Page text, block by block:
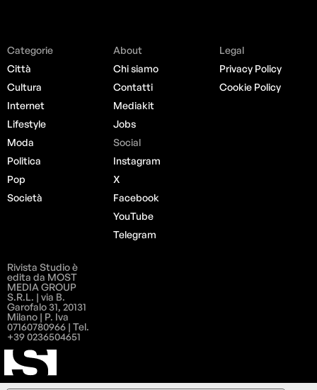
Categorie
Città
Cultura
Internet
Lifestyle
Moda
Politica
Pop
Società
About
Chi siamo
Contatti
Mediakit
Jobs
Social
Instagram
X
Facebook
YouTube
Telegram
Legal
Privacy Policy
Cookie Policy
Rivista Studio è
edita da MOST
MEDIA GROUP
S.R.L. | via B.
Garofalo 31, 20131
Milano | P. Iva
07160780966 | Tel.
+39 0236504651